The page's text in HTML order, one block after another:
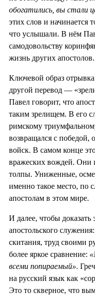
обогатились, вы стали
этих слов и начинается
что услышали. В нём
самодовольству
жизнь других апостолов.
Ключевой образ
другой перевод —
Павел говорит, что
таким зрелищем. В его
римскому
возвращался с победой,
войск. В самом конце
вражеских вождей. Они
толпы. Униженные,
именно такое место, по
апостолам в этом мире.
И далее, чтобы доказать
апостольского
скитания, труд своими
более яркое сравнение:
всеми попираемый».
на русский язык как
Это то скверное, что